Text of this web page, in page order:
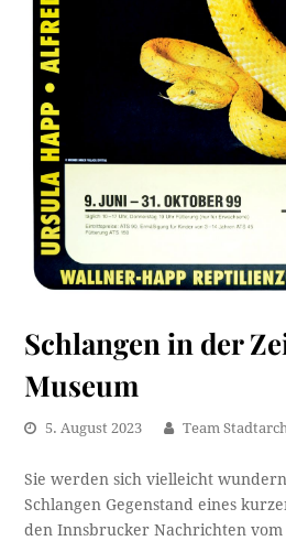
Schlangen in der
Museum
5. August 2023 Team
Sie werden sich vielleicht
Schlangen Gegenstand eines
den Innsbrucker Nachrichten